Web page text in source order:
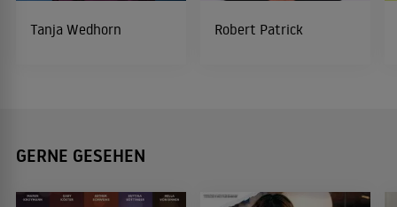
Tanja Wedhorn Robert Patrick
GERNE GESEHEN